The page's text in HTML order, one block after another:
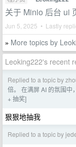
关于 Minio 后台 ui
Jun 5, 2025 • Lastly
» More topics by
Leoking222's recent
Replied to a topic by
倍。 在满屏 AI 的氛围中
+ 抽奖]
狠狠地抽我
Replied to a topic by